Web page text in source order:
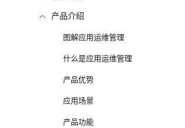
产品介绍
图解应用运维管理
什么是应用运维管理
产品优势
应用场景
产品功能